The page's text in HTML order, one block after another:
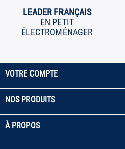
LEADER FRANÇAIS
EN PETIT
ÉLECTROMÉNAGER
VOTRE COMPTE
NOS PRODUITS
À PROPOS